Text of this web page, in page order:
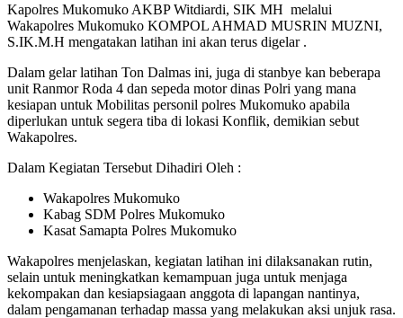
Kapolres Mukomuko AKBP Witdiardi, SIK MH melalui
Wakapolres Mukomuko KOMPOL AHMAD MUSRIN MUZNI,
S.IK.M.H mengatakan latihan ini akan terus digelar .
Dalam gelar latihan Ton Dalmas ini, juga di stanbye kan beberapa
unit Ranmor Roda 4 dan sepeda motor dinas Polri yang mana
kesiapan untuk Mobilitas personil polres Mukomuko apabila
diperlukan untuk segera tiba di lokasi Konflik, demikian sebut
Wakapolres.
Dalam Kegiatan Tersebut Dihadiri Oleh :
Wakapolres Mukomuko
Kabag SDM Polres Mukomuko
Kasat Samapta Polres Mukomuko
Wakapolres menjelaskan, kegiatan latihan ini dilaksanakan rutin,
selain untuk meningkatkan kemampuan juga untuk menjaga
kekompakan dan kesiapsiagaan anggota di lapangan nantinya,
dalam pengamanan terhadap massa yang melakukan aksi unjuk rasa.